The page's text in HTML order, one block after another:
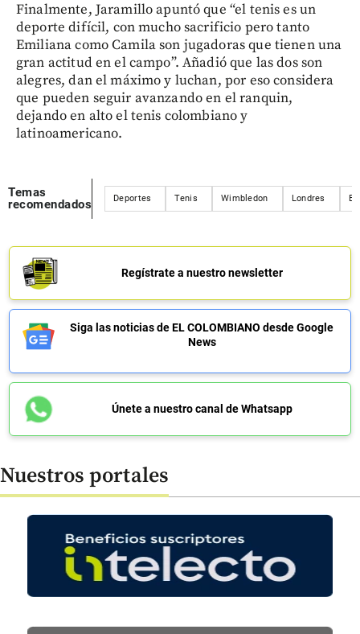
Finalmente, Jaramillo apuntó que “el tenis es un
deporte difícil, con mucho sacrificio pero tanto
Emiliana como Camila son jugadoras que tienen una
gran actitud en el campo”. Añadió que las dos son
alegres, dan el máximo y luchan, por eso considera
que pueden seguir avanzando en el ranquin,
dejando en alto el tenis colombiano y
latinoamericano.
Temas
recomendados
Deportes Tenis Wimbledon Londres
Regístrate a nuestro newsletter
Siga las noticias de EL COLOMBIANO desde Google
News
Únete a nuestro canal de Whatsapp
Nuestros portales